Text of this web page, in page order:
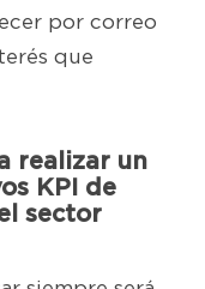
por correo
que
realizar un
KPI de
sector